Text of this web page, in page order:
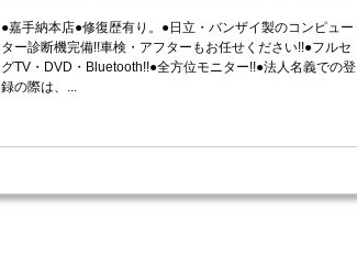
●嘉手納本店●修復歴有り。●日立・バンザイ製のコンピュー
ター診断機完備!!車検・アフターもお任せください!!●フルセ
グTV・DVD・Bluetooth!!●全方位モニター!!●法人名義での登
録の際は、...